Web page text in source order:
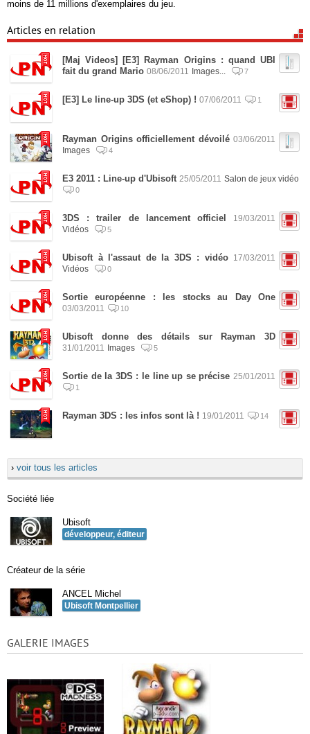
moins de 11 millions d'exemplaires du jeu.
Articles en relation
[Maj Videos] [E3] Rayman Origins : quand UBI
fait du grand Mario 08/06/2011 Images... 7
[E3] Le line-up 3DS (et eShop) ! 07/06/2011 1
Rayman Origins officiellement dévoilé 03/06/2011
Images
4
E3 2011 : Line-up d'Ubisoft 25/05/2011 Salon de jeux vidéo
0
3DS : trailer de lancement officiel
19/03/2011
Vidéos
5
Ubisoft à l'assaut de la 3DS : vidéo
17/03/2011
Vidéos
0
Sortie européenne : les stocks au Day One
03/03/2011 10
Ubisoft donne des détails sur Rayman 3D
31/01/2011 Images 5
Sortie de la 3DS : le line up se précise 25/01/2011
1
Rayman 3DS : les infos sont là ! 19/01/2011 14
› voir tous les articles
Société liée
Ubisoft
développeur, éditeur
Créateur de la série
ANCEL Michel
Ubisoft Montpellier
GALERIE IMAGES